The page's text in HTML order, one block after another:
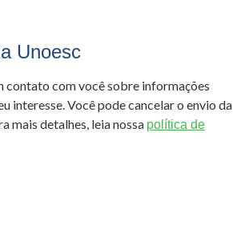
Unoesc
contato com você sobre informações
interesse. Você pode cancelar o envio da
mais detalhes, leia nossa política de